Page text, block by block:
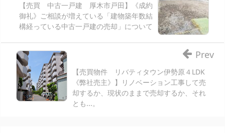
【売買 中古一戸建 厚木市戸田】《成約
御礼》ご相談が増えている「建物築年数結
構経っている中古一戸建の売却」について
【売買物件 リバティタウン伊勢原４LDK
《弊社売主》】リノベーション工事して売
却するか、現状のままで売却するか、それ
とも...。
Prev